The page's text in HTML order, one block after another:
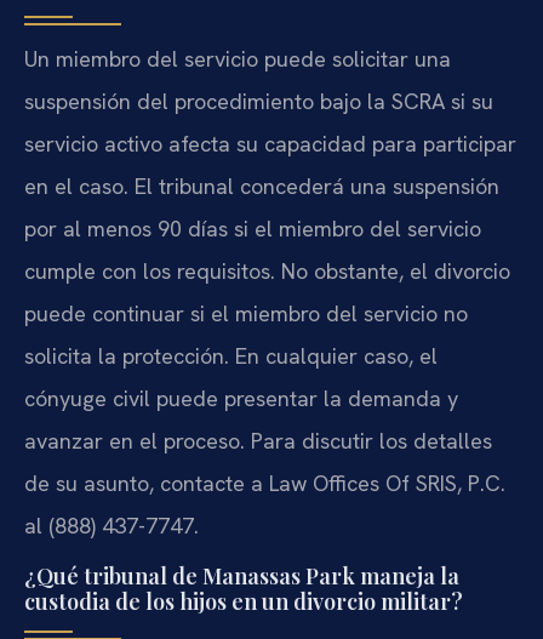
Un miembro del servicio puede solicitar una
suspensión del procedimiento bajo la SCRA si su
servicio activo afecta su capacidad para participar
en el caso. El tribunal concederá una suspensión
por al menos 90 días si el miembro del servicio
cumple con los requisitos. No obstante, el divorcio
puede continuar si el miembro del servicio no
solicita la protección. En cualquier caso, el
cónyuge civil puede presentar la demanda y
avanzar en el proceso. Para discutir los detalles
de su asunto, contacte a Law Offices Of SRIS, P.C.
al (888) 437-7747.
¿Qué tribunal de Manassas Park maneja la
custodia de los hijos en un divorcio militar?